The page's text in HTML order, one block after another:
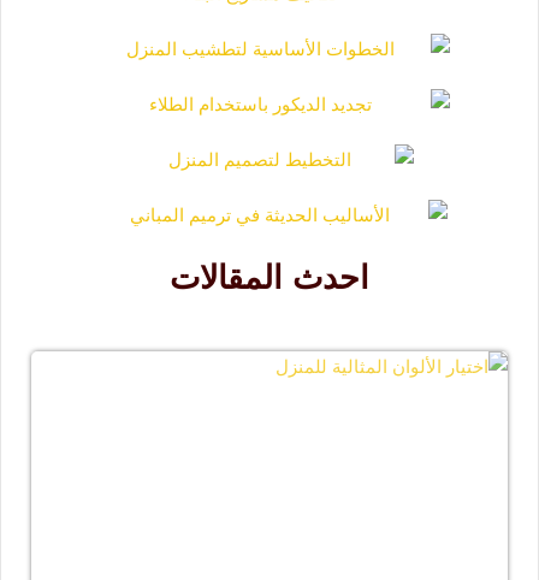
احدث المقالات